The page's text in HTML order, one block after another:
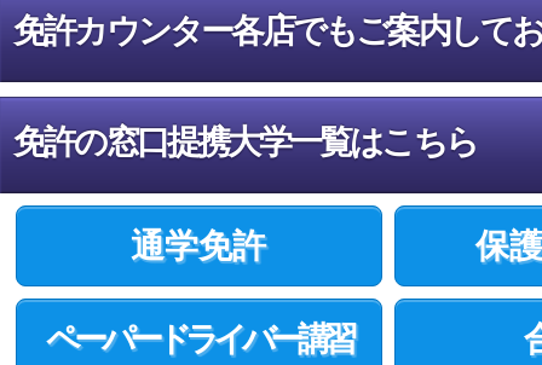
免許カウンター各店でもご案内して
免許の窓口提携大学一覧はこちら
通学免許
ペーパードライバー講習
保